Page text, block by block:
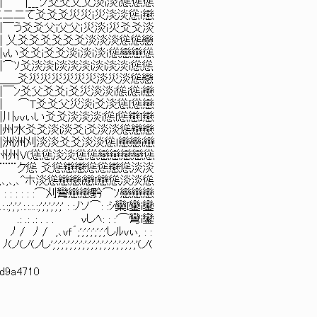
ソ爻爻父父淡i淡i慫慫慫
二て爻爻爻災災ｉ災淡淡慫ｉ戀
う爻爻父i父父ｉ災淡ｉ災爻爻淡
爻爻爻爻爻淡淡淡慫慫戀
爻爻淡ｉ淡ｉ淡ｉ慫戀戀慫
爻淡淡l淡淡淡i淡i淡淡i慫慫
＿＿爻災災災災災災淡災淡慫戀
|￣ﾝ爻父爻爻ｉ爻災淡淡i慫i慫i戀
| ⌒T爻爻父災淡i爻淡慫Ｉ慫戀
ｖぃい爻爻淡淡淡i慫l慫戀Ｉ戀
水爻爻淡i淡爻i爻淡淡慫戀戀
洲刈淡淡爻爻淡淡慫ｌ戀戀i戀
州州V(慫慫淡淡慫慫戀戀戀戀慫
ク慫 爻慫戀戀慫慫戀慫淡淡
ホ淡慫戀戀i戀Ｉ戀慫淡淡慫
: : : : : :⌒刈彎戀戀黔⌒ｿ戀戀戀
: :ﾉソ⌒: :ｼ欒Ｉ鑾i鑾
.: .: . . . ｖしﾍ: : :'⌒彎i鑾
/ ,､ｖｆ´;';';';';';';'しﾙvぃ, : :
し';';';';';';';';';';';';';';';';';';';';'(ノ(